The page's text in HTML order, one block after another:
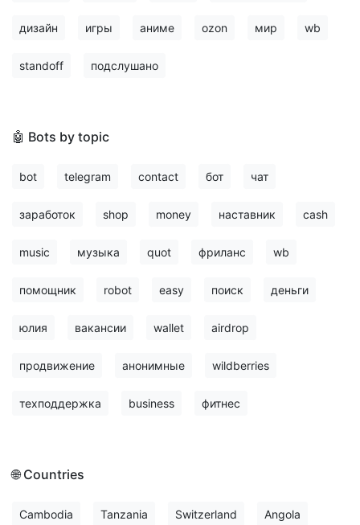
дизайн игры аниме ozon мир wb
standoff подслушано
🤖 Bots by topic
bot telegram contact бот чат
заработок shop money наставник cash
music музыка quot фриланс wb
помощник robot easy поиск деньги
юлия вакансии wallet airdrop
продвижение анонимные wildberries
техподдержка business фитнес
🌐 Countries
Cambodia Tanzania Switzerland Angola